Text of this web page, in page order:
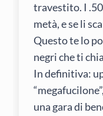
travestito. I
metà, e se li
Questo te lo
negri che ti
In definitiva:
una gara di